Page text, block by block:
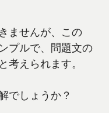
ませんが、この
プルで、問題文の
考えられます。
でしょうか？